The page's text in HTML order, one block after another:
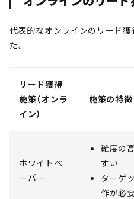
代表的なオンラインのリード
た。
リード獲得
施策（オンラ
イン）
施策の特徴
ホワイトペ
ーパー
確度の
すい
ターゲ
作が必